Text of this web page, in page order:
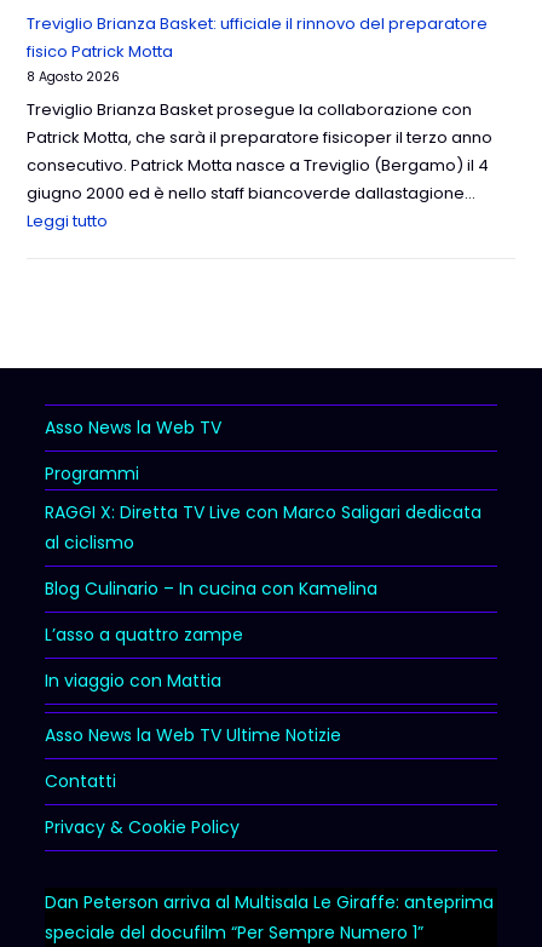
Treviglio Brianza Basket: ufficiale il rinnovo del preparatore
fisico Patrick Motta
8 Agosto 2026
Treviglio Brianza Basket prosegue la collaborazione con
Patrick Motta, che sarà il preparatore fisicoper il terzo anno
consecutivo. Patrick Motta nasce a Treviglio (Bergamo) il 4
giugno 2000 ed è nello staff biancoverde dallastagione…
Leggi tutto
Asso News la Web TV
Programmi
RAGGI X: Diretta TV Live con Marco Saligari dedicata
al ciclismo
Blog Culinario – In cucina con Kamelina
L’asso a quattro zampe
In viaggio con Mattia
Asso News la Web TV Ultime Notizie
Contatti
Privacy & Cookie Policy
Dan Peterson arriva al Multisala Le Giraffe: anteprima
speciale del docufilm “Per Sempre Numero 1”